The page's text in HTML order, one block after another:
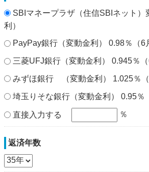
SBIマネープラザ（住信SBIネット）
利）
PayPay銀行（変動金利） 0.98％（6
三菱UFJ銀行（変動金利） 0.945％（
みずほ銀行 （変動金利） 1.025％（
埼玉りそな銀行（変動金利） 0.95％
直接入力する ％
返済年数